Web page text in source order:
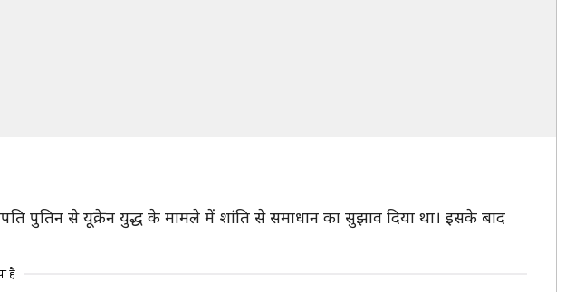
पुतिन से यूक्रेन युद्ध के मामले में शांति से समाधान का सुझाव दिया था। इसके बाद
है